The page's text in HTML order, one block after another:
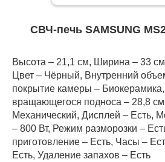
СВЧ-печь SAMSUNG
Высота – 21,1 см, Ширина – 33
Цвет – Чёрный, Внутренний
покрытие камеры –
вращающегося подноса – 28,8
Механический, Дисплей – Есть,
– 800 Вт, Режим разморозки –
приготовление – Есть, Часы –
Есть, Удаление запахов – Есть